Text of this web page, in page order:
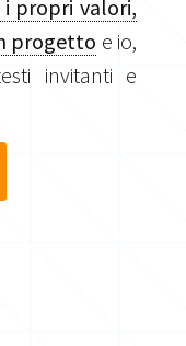
propri valori,
progetto e io,
invitanti e